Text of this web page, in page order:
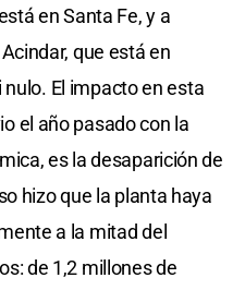
en Santa Fe, y a
que está en
El impacto en esta
el año pasado con la
es la desaparición de
hizo que la planta haya
a la mitad del
de 1,2 millones de